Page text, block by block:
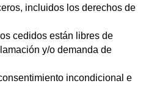
incluidos los derechos de
cedidos están libres de
y/o demanda de
incondicional e